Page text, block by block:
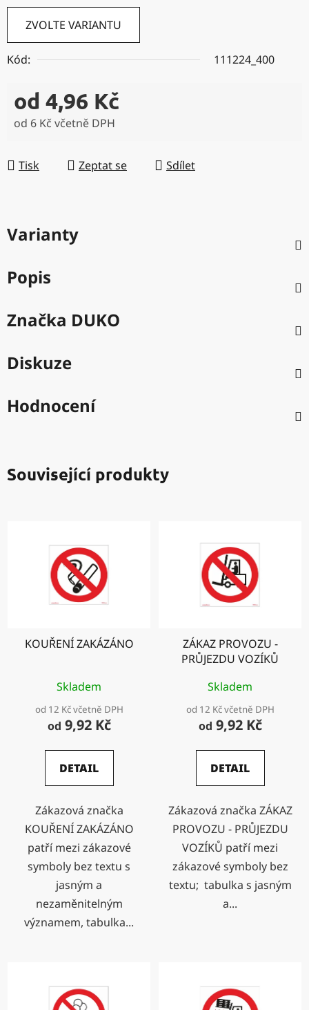
ZVOLTE VARIANTU
Kód: 111224_400
od 4,96 Kč
od 6 Kč včetně DPH
Tisk
Zeptat se Sdílet
Varianty
Popis
Značka DUKO
Diskuze
Hodnocení
Související produkty
KOUŘENÍ ZAKÁZÁNO
Skladem
od 12 Kč včetně DPH
od 9,92 Kč
DETAIL
Zákazová značka
KOUŘENÍ ZAKÁZÁNO
patří mezi zákazové
symboly bez textu s
jasným a
nezaměnitelným
významem, tabulka...
ZÁKAZ PROVOZU -
PRŮJEZDU VOZÍKŮ
Skladem
od 12 Kč včetně DPH
od 9,92 Kč
DETAIL
Zákazová značka ZÁKAZ
PROVOZU - PRŮJEZDU
VOZÍKŮ patří mezi
zákazové symboly bez
textu; tabulka s jasným
a...